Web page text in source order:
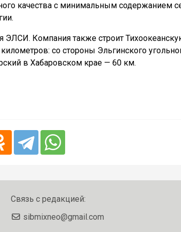
качества с минимальным содержанием
ЭЛСИ. Компания также строит
со стороны Эльгинского
в Хабаровском крае — 60 км.
Связь с редакцией:
sibmixneo@gmail.com